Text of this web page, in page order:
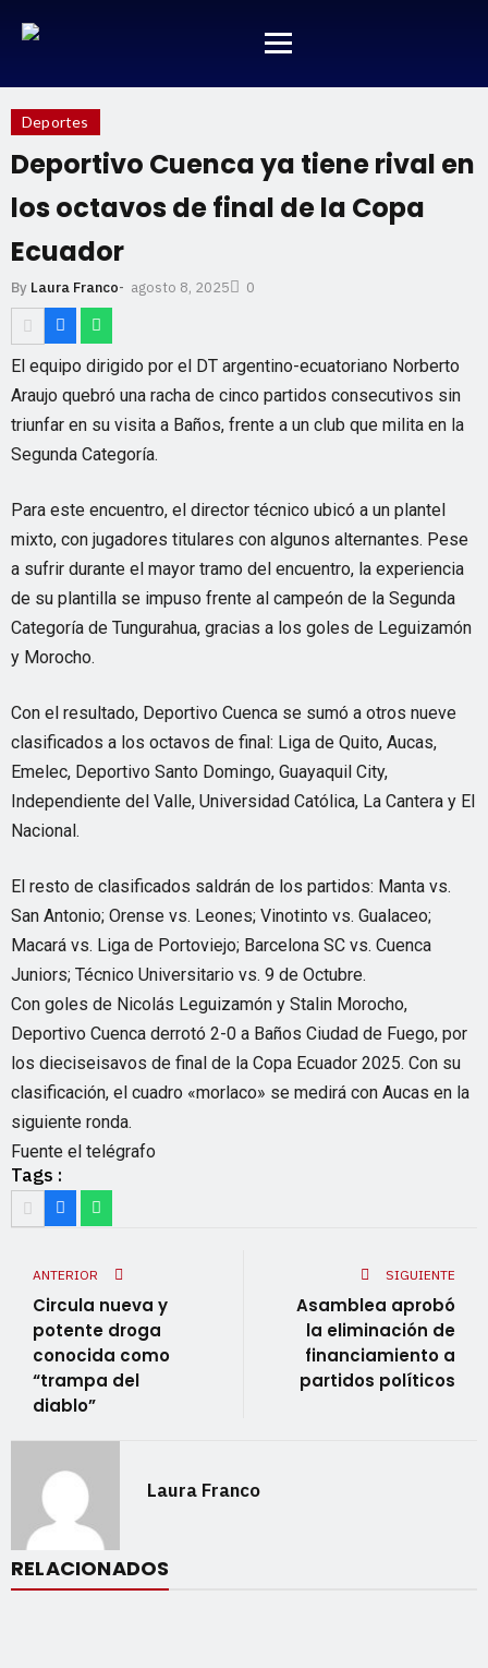
Deportes
Deportivo Cuenca ya tiene rival en
los octavos de final de la Copa
Ecuador
By Laura Franco- agosto 8, 2025 0
El equipo dirigido por el DT argentino-ecuatoriano Norberto
Araujo quebró una racha de cinco partidos consecutivos sin
triunfar en su visita a Baños, frente a un club que milita en la
Segunda Categoría.
Para este encuentro, el director técnico ubicó a un plantel
mixto, con jugadores titulares con algunos alternantes. Pese
a sufrir durante el mayor tramo del encuentro, la experiencia
de su plantilla se impuso frente al campeón de la Segunda
Categoría de Tungurahua, gracias a los goles de Leguizamón
y Morocho.
Con el resultado, Deportivo Cuenca se sumó a otros nueve
clasificados a los octavos de final: Liga de Quito, Aucas,
Emelec, Deportivo Santo Domingo, Guayaquil City,
Independiente del Valle, Universidad Católica, La Cantera y El
Nacional.
El resto de clasificados saldrán de los partidos: Manta vs.
San Antonio; Orense vs. Leones; Vinotinto vs. Gualaceo;
Macará vs. Liga de Portoviejo; Barcelona SC vs. Cuenca
Juniors; Técnico Universitario vs. 9 de Octubre.
Con goles de Nicolás Leguizamón y Stalin Morocho,
Deportivo Cuenca derrotó 2-0 a Baños Ciudad de Fuego, por
los dieciseisavos de final de la Copa Ecuador 2025. Con su
clasificación, el cuadro «morlaco» se medirá con Aucas en la
siguiente ronda.
Fuente el telégrafo
Tags :
ANTERIOR
Circula nueva y
potente droga
conocida como
“trampa del
diablo”
SIGUIENTE
Asamblea aprobó
la eliminación de
financiamiento a
partidos políticos
Laura Franco
RELACIONADOS